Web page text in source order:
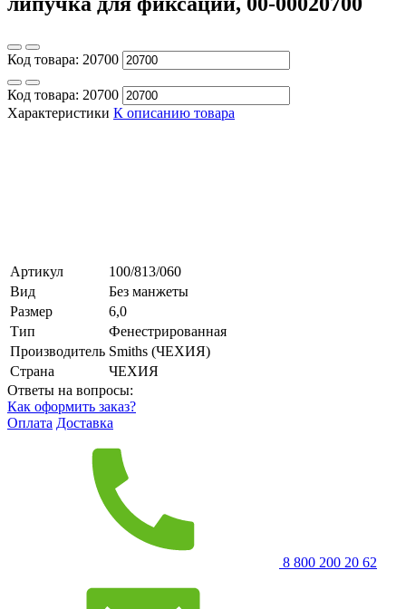
Код товара: 20700
Код товара: 20700
Характеристики К описанию товара
Артикул
100/813/060
Вид
Без манжеты
Размер
6,0
Тип
Фенестрированная
Производитель Smiths (ЧЕХИЯ)
Страна
ЧЕХИЯ
Ответы на вопросы:
Как оформить заказ?
Оплата Доставка
8 800 200 20 62